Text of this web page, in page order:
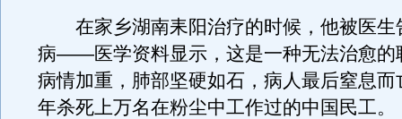
在家乡湖南耒阳治疗的时候，他被医生
病——医学资料显示，这是一种无法治愈的
病情加重，肺部坚硬如石，病人最后窒息而
年杀死上万名在粉尘中工作过的中国民工。